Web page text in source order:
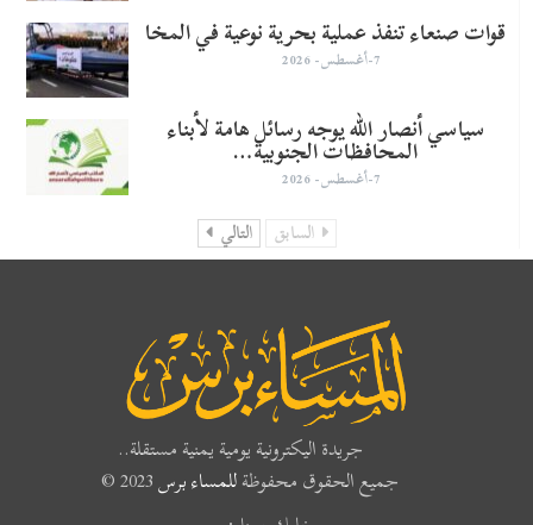
قوات صنعاء تنفذ عملية بحرية نوعية في المخا
7-أغسطس- 2026
سياسي أنصار الله يوجه رسائل هامة لأبناء
المحافظات الجنوبية…
7-أغسطس- 2026
السابق التالي
جريدة اليكترونية يومية يمنية مستقلة..
جميع الحقوق محفوظةللمساء برس